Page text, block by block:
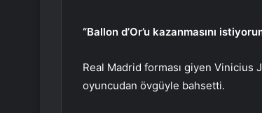
“Ballon d’Or’u kazanmasını
Real Madrid forması giyen Vinicius
oyuncudan övgüyle bahsetti.